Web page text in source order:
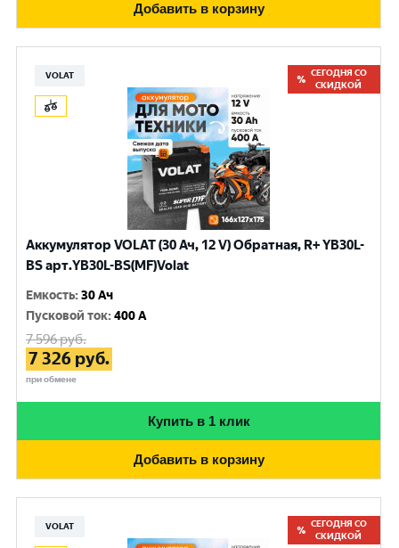
Добавить в корзину
VOLAT
СЕГОДНЯ СО
СКИДКОЙ
Аккумулятор VOLAT (30 Ач, 12 V) Обратная, R+ YB30L-
BS арт.YB30L-BS(MF)Volat
Емкость:30 Ач
Пусковой ток:400 A
7 596руб.
7 326 руб.
при обмене
Купить в 1 клик
Добавить в корзину
VOLAT
СЕГОДНЯ СО
СКИДКОЙ